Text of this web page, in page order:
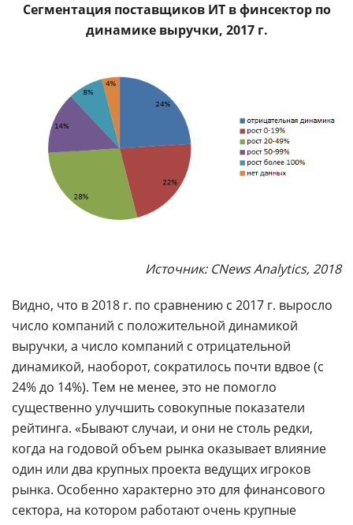
Сегментация поставщиков ИТ в финсектор по
динамике выручки, 2017 г.
Источник: CNews Analytics, 2018
Видно, что в 2018 г. по сравнению с 2017 г. выросло
число компаний с положительной динамикой
выручки, а число компаний с отрицательной
динамикой, наоборот, сократилось почти вдвое (с
24% до 14%). Тем не менее, это не помогло
существенно улучшить совокупные показатели
рейтинга. «Бывают случаи, и они не столь редки,
когда на годовой объем рынка оказывает влияние
один или два крупных проекта ведущих игроков
рынка. Особенно характерно это для финансового
сектора, на котором работают очень крупные